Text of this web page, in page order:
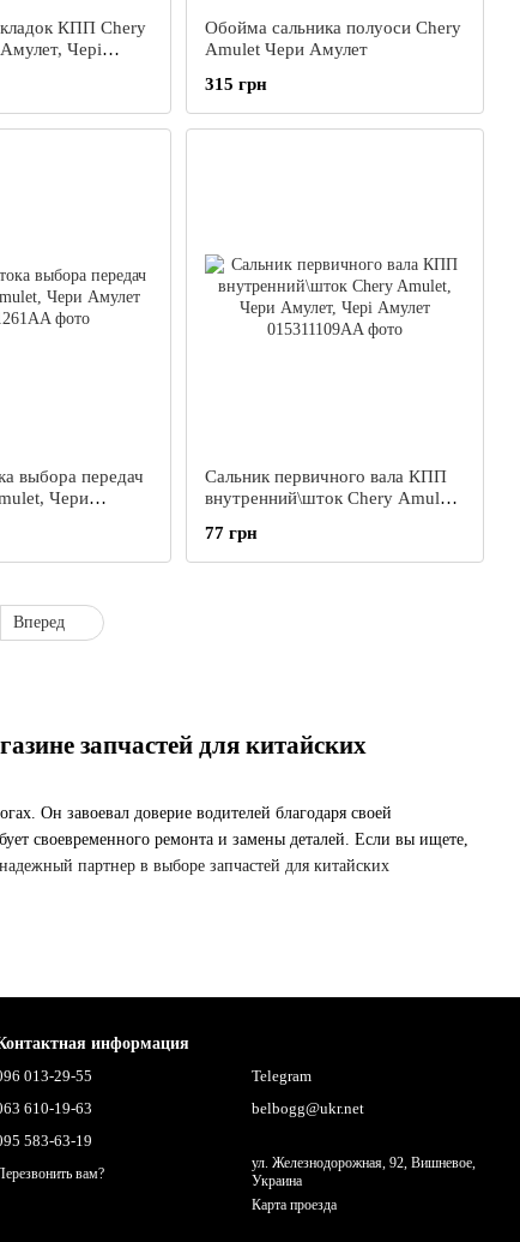
запчастей для китайских
Он завоевал доверие водителей благодаря своей
своевременного ремонта и замены деталей. Если вы ищете,
партнер в выборе запчастей для китайских
КПП Chery
Чері
Обойма сальника полуоси Chery
Amulet Чери Амулет
315 грн
выбора передач
Чери
Сальник первичного вала КПП
внутренний\шток Chery Amulet,
77 грн
Вперед
информация
013-29-55
610-19-63
583-63-19
вам?
Telegram
belbogg@ukr.net
ул. Железнодорожная, 92, Вишневое,
Украина
Карта проезда